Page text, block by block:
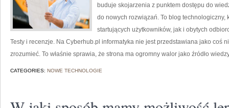
buduje skojarzenia z punktem dostępu do
do nowych rozwiązań. To blog technologiczny,
startujących użytkowników, jak i obytych
Testy i recenzje. Na Cyberhub.pl informatyka nie jest przedstawiana jako coś
zrozumieć. To właśnie sprawia, że strona ma ogromny walor jako źródło
CATEGORIES: NOWE TECHNOLOGIE